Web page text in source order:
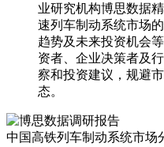
业研究机构博思数据
速列车制动系统市场
趋势及未来投资机会
资者、企业决策者及
察和投资建议，规避
态。
中国高铁列车制动系统市场